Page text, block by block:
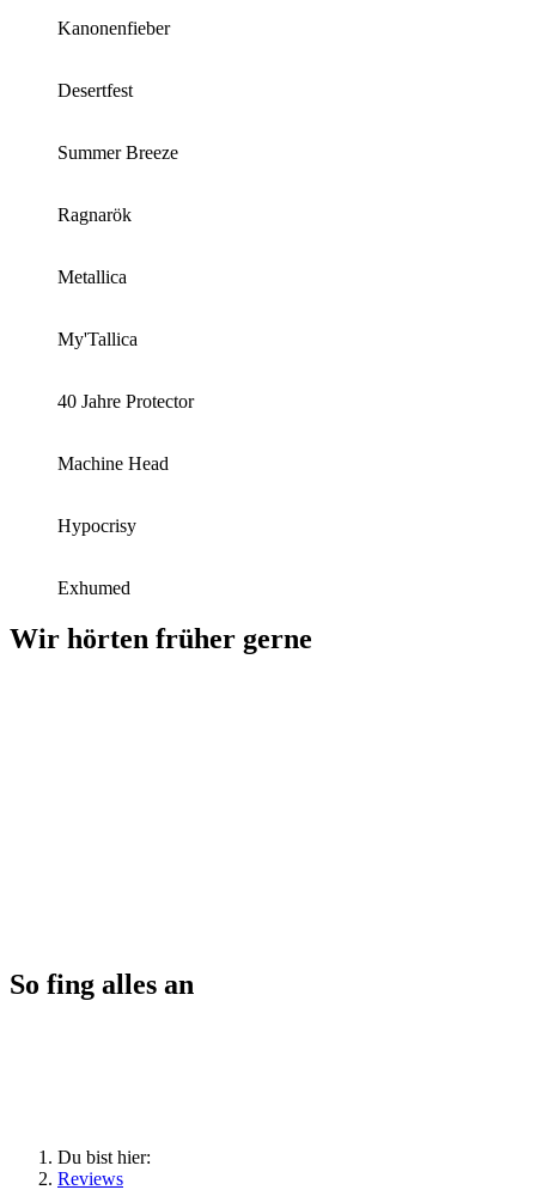
Kanonenfieber
Desertfest
Summer Breeze
Ragnarök
Metallica
My'Tallica
40 Jahre Protector
Machine Head
Hypocrisy
Exhumed
Wir hörten früher gerne
So fing alles an
Du bist hier:
Reviews